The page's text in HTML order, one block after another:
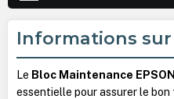
Informations
Le Bloc Maintenance
essentielle pour assurer le